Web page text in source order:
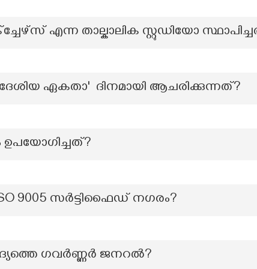
എന്ന താല്കാലിക സ്റ്റുഡിയോ
ഏകതാ' ദിനമായി ആചരിക്കുന്നത്?
ഉപയോഗിച്ചത്?
9005 സർട്ടിഫൈഡ് നഗരം?
ഗവർണ്ണർ ജനറൽ?